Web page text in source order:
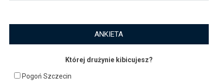
ANKIETA
Której drużynie kibicujesz?
Pogoń Szczecin